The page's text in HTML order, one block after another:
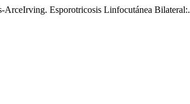
ArceIrving. Esporotricosis Linfocutánea Bilateral:.